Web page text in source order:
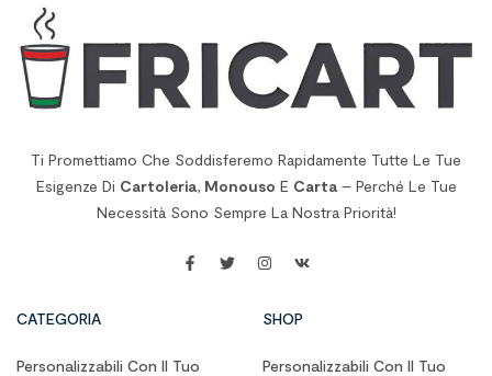
Ti Promettiamo Che Soddisferemo Rapidamente Tutte Le Tue
Esigenze Di Cartoleria, Monouso E Carta– Perché Le Tue
Necessità Sono Sempre La Nostra Priorità!
CATEGORIA
Personalizzabili Con Il Tuo
SHOP
Personalizzabili Con Il Tuo